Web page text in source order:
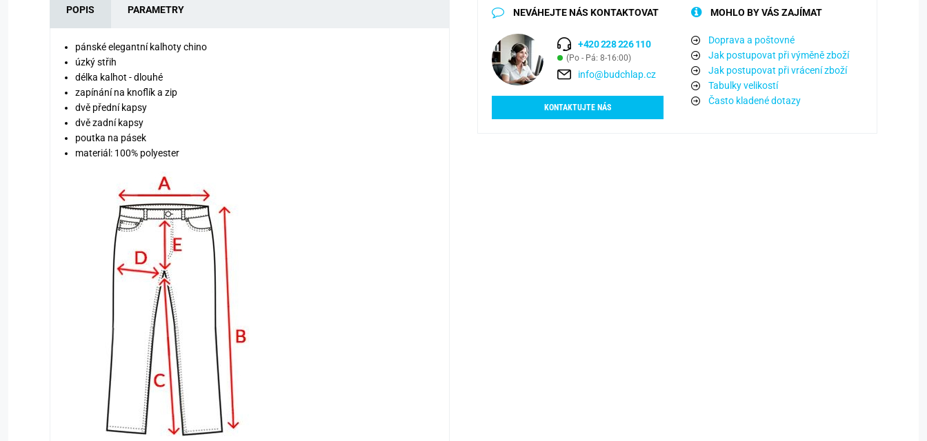
POPIS PARAMETRY
pánské elegantní kalhoty chino
úzký střih
délka kalhot - dlouhé
zapínání na knoflík a zip
dvě přední kapsy
dvě zadní kapsy
poutka na pásek
materiál: 100% polyester
NEVÁHEJTE NÁS KONTAKTOVAT
+420 228 226 110
(Po - Pá: 8-16:00)
info@budchlap.cz
KONTAKTUJTE NÁS
MOHLO BY VÁS ZAJÍMAT
Doprava a poštovné
Jak postupovat při výměně zboží
Jak postupovat při vrácení zboží
Tabulky velikostí
Často kladené dotazy